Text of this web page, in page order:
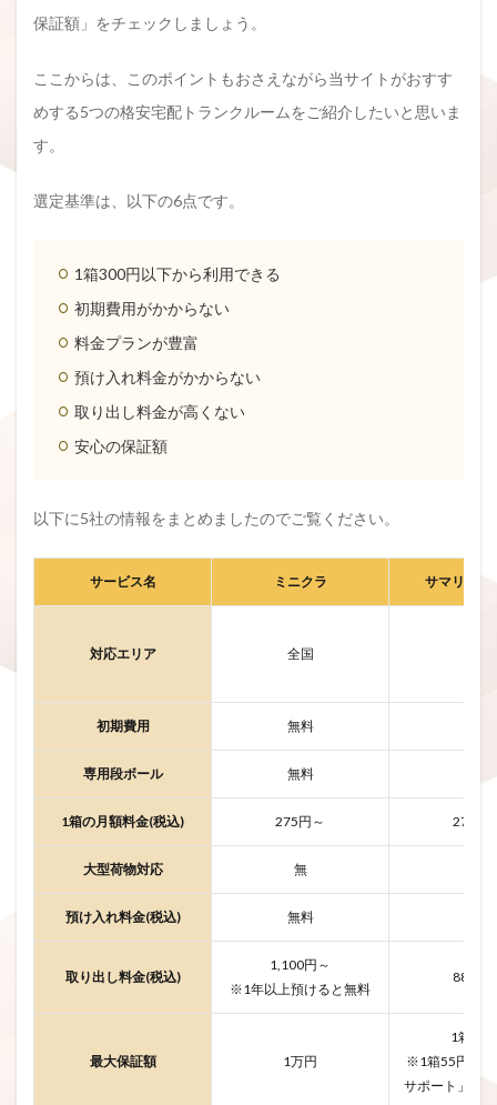
保証額」をチェックしましょう。
ここからは、このポイントもおさえながら当サイトがおすす
めする5つの格安宅配トランクルームをご紹介したいと思いま
す。
選定基準は、以下の6点です。
1箱300円以下から利用できる
初期費用がかからない
料金プランが豊富
預け入れ料金がかからない
取り出し料金が高くない
安心の保証額
以下に5社の情報をまとめましたのでご覧ください。
サービス名 ミニクラ サマリーポ
対応エリア 全国
初期費用 無料
専用段ボール 無料
1箱の月額料金(税込) 275円～ 275円
大型荷物対応 無
預け入れ料金(税込) 無料
取り出し料金(税込)
1,100円～
※1年以上預けると無料
880円
最大保証額 1万円
1箱1万
※1箱55円の
サポート」で